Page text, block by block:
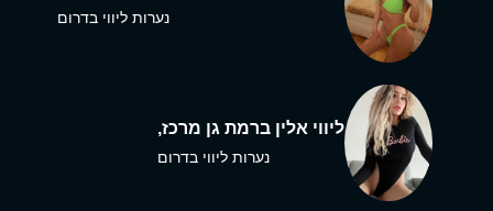
נערות ליווי בדרום
ליווי אלין ברמת גן מרכז,
נערות ליווי בדרום